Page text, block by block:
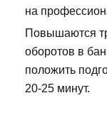
на
Повышаются
оборотов в
положить
20-25 минут.